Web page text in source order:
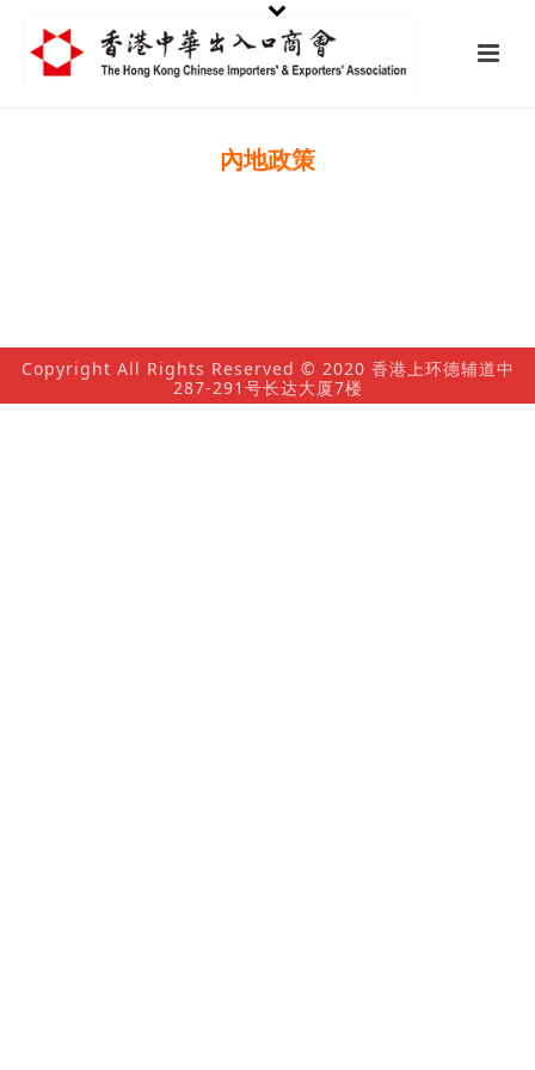
內地政策
Copyright All Rights Reserved © 2020 香港上环德辅道中
287-291号长达大厦7楼